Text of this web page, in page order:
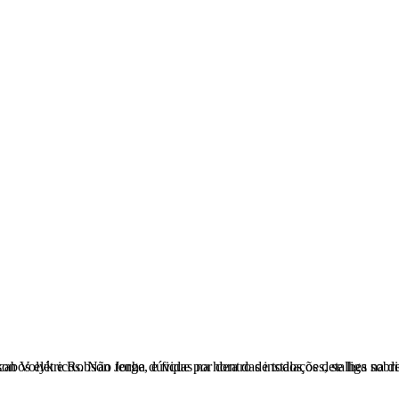
quedas de tensão, capacidade de corrente, reformas, segurança e muito mais sobre o universo de fios e cabos elétricos. Não tenha dúvidas na hora das